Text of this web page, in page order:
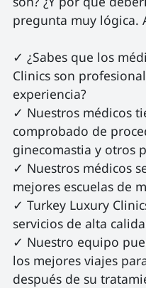
pregunta muy lógica.
✓ ¿Sabes que los
Clinics son
experiencia?
✓ Nuestros médicos
comprobado de
ginecomastia y otros
✓ Nuestros médicos
mejores escuelas de
✓ Turkey Luxury
servicios de alta
✓ Nuestro equipo
los mejores viajes
después de su